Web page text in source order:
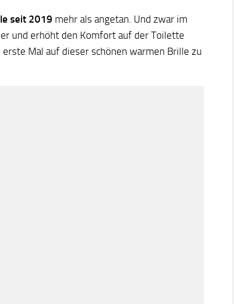
seit 2019 mehr als angetan. Und zwar im
und erhöht den Komfort auf der Toilette
Mal auf dieser schönen warmen Brille zu